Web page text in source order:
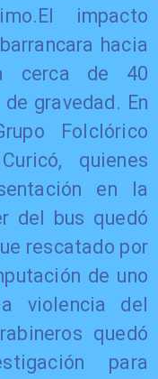
impacto
hacia
cerca de 40
gravedad. En
Folclórico
quienes
en la
del bus quedó
rescatado por
de uno
violencia del
quedó
para